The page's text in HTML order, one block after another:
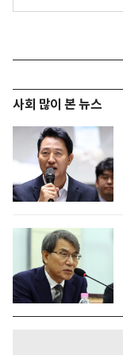
사회 많이 본 뉴스